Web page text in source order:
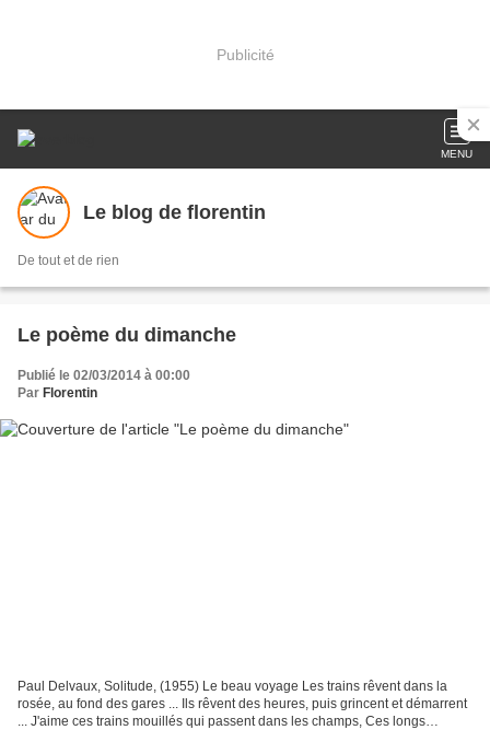
Publicité
MENU
Le blog de florentin
De tout et de rien
Le poème du dimanche
Publié le 02/03/2014 à 00:00
Par Florentin
Paul Delvaux, Solitude, (1955) Le beau voyage Les trains rêvent dans la
rosée, au fond des gares ... Ils rêvent des heures, puis grincent et démarrent
... J'aime ces trains mouillés qui passent dans les champs, Ces longs